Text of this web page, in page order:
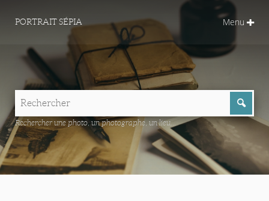
PORTRAIT SÉPIA Menu
Rechercher une photo, un photographe, un lieu...